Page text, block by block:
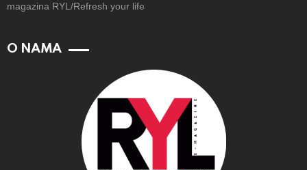
magazina RYL/Refresh your life
O NAMA